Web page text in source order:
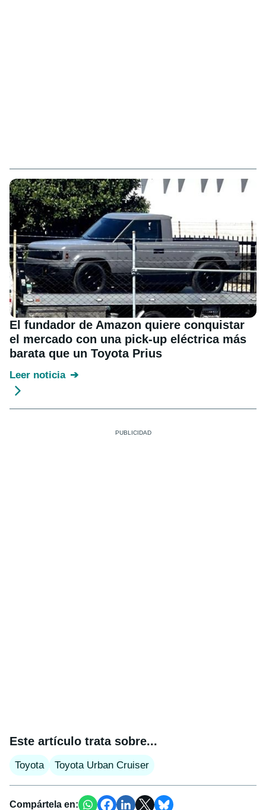
El fundador de Amazon quiere conquistar
el mercado con una pick-up eléctrica más
barata que un Toyota Prius
Leer noticia
Este artículo trata sobre...
Toyota Toyota Urban Cruiser
Compártela en: